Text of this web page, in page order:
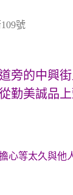
號
旁的中興
勤美誠品
心等太久與他